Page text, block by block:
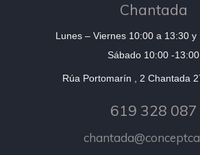
Chantada
Lunes – Viernes 10:00 a 13:30 y
Sábado 10:00 -13:00
Rúa Portomarín , 2 Chantada
619 328 087